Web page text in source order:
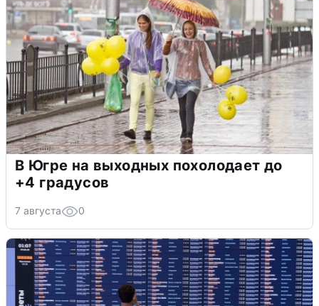
В Югре на выходных похолодает до
+4 градусов
7 августа 0